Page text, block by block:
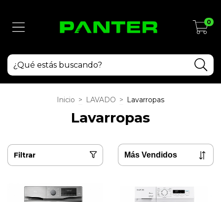
0
Inicio > LAVADO > Lavarropas
Lavarropas
Filtrar